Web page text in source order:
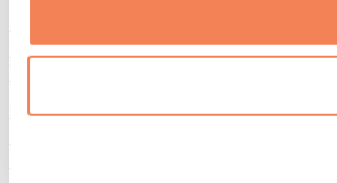
Vörösfény-terápia
Öko háztartás